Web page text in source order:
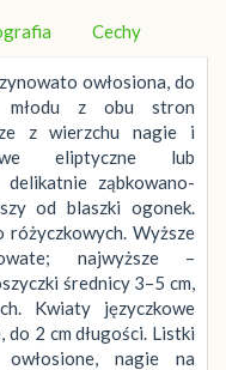
Cechy
owłosiona, do
z obu stron
z wierzchu nagie i
eliptyczne lub
ząbkowano-
od blaszki ogonek.
różyczkowych. Wyższe
najwyższe –
średnicy 3–5 cm,
Kwiaty języczkowe
do 2 cm długości. Listki
nagie na